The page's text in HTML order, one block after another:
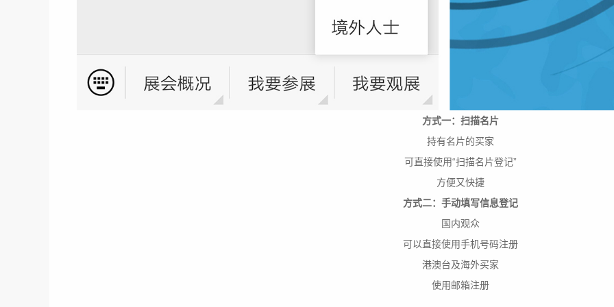
方式一：扫描名片
持有名片的买家
可直接使用“扫描名片登记”
方便又快捷
方式二：手动填写信息登记
国内观众
可以直接使用手机号码注册
港澳台及海外买家
使用邮箱注册